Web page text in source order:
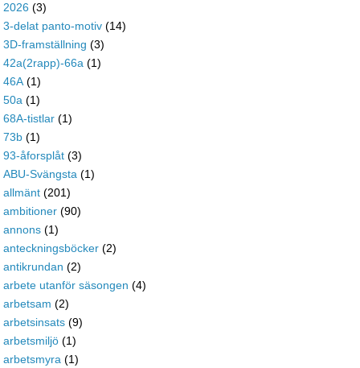
2026 (3)
3-delat panto-motiv (14)
3D-framställning (3)
42a(2rapp)-66a (1)
46A (1)
50a (1)
68A-tistlar (1)
73b (1)
93-åforsplåt (3)
ABU-Svängsta (1)
allmänt (201)
ambitioner (90)
annons (1)
anteckningsböcker (2)
antikrundan (2)
arbete utanför säsongen (4)
arbetsam (2)
arbetsinsats (9)
arbetsmiljö (1)
arbetsmyra (1)